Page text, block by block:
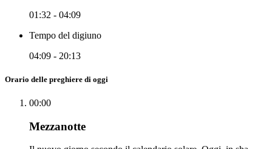
01:32 - 04:09
Tempo del digiuno
04:09 - 20:13
Orario delle preghiere di oggi
00:00
Mezzanotte